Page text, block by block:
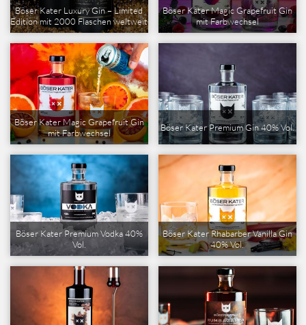
Böser Kater Luxury Gin – Limited
Edition mit 2000 Flaschen weltweit
Böser Kater Magic Grapefruit Gin
mit Farbwechsel
Böser Kater Magic Grapefruit Gin
mit Farbwechsel
Böser Kater Premium Gin 40% Vol.
Böser Kater Premium Vodka 40%
Vol.
Böser Kater Rhabarber Vanilla Gin
40% Vol.